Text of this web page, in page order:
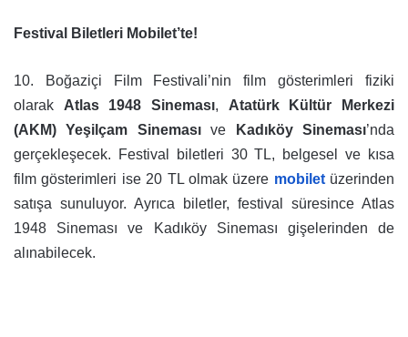
Festival Biletleri Mobilet’te!
10. Boğaziçi Film Festivali’nin film gösterimleri fiziki
olarak Atlas 1948 Sineması, Atatürk Kültür Merkezi
(AKM) Yeşilçam Sinemasıve Kadıköy Sineması’nda
gerçekleşecek. Festival biletleri 30 TL, belgesel ve kısa
film gösterimleri ise 20 TL olmak üzere mobiletüzerinden
satışa sunuluyor. Ayrıca biletler, festival süresince Atlas
1948 Sineması ve Kadıköy Sineması gişelerinden de
alınabilecek.